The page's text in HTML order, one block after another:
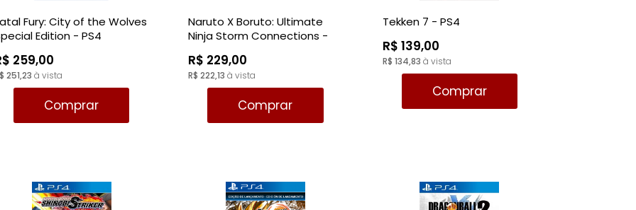
Fury: City of the Wolves
Edition - PS4
259,00
251,23 à vista
Comprar
Naruto X Boruto: Ultimate
Ninja Storm Connections -
R$ 229,00
R$ 222,13 à vista
Comprar
Tekken 7 - PS4
R$ 139,00
R$ 134,83 à vista
Comprar